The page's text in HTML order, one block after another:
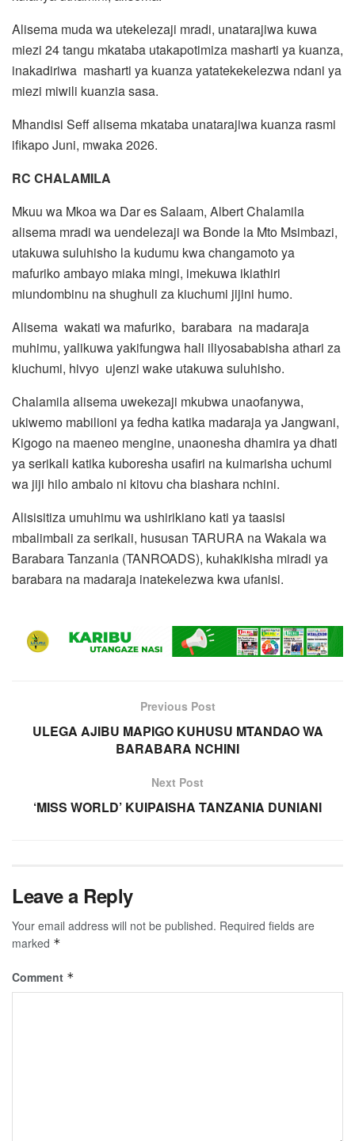
Alisema muda wa utekelezaji mradi, unatarajiwa kuwa
miezi 24 tangu mkataba utakapotimiza masharti ya kuanza,
inakadiriwa masharti ya kuanza yatatekekelezwa ndani ya
miezi miwili kuanzia sasa.
Mhandisi Seff alisema mkataba unatarajiwa kuanza rasmi
ifikapo Juni, mwaka 2026.
RC CHALAMILA
Mkuu wa Mkoa wa Dar es Salaam, Albert Chalamila
alisema mradi wa uendelezaji wa Bonde la Mto Msimbazi,
utakuwa suluhisho la kudumu kwa changamoto ya
mafuriko ambayo miaka mingi, imekuwa ikiathiri
miundombinu na shughuli za kiuchumi jijini humo.
Alisema wakati wa mafuriko, barabara na madaraja
muhimu, yalikuwa yakifungwa hali iliyosababisha athari za
kiuchumi, hivyo ujenzi wake utakuwa suluhisho.
Chalamila alisema uwekezaji mkubwa unaofanywa,
ukiwemo mabilioni ya fedha katika madaraja ya Jangwani,
Kigogo na maeneo mengine, unaonesha dhamira ya dhati
ya serikali katika kuboresha usafiri na kuimarisha uchumi
wa jiji hilo ambalo ni kitovu cha biashara nchini.
Alisisitiza umuhimu wa ushirikiano kati ya taasisi
mbalimbali za serikali, hususan TARURA na Wakala wa
Barabara Tanzania (TANROADS), kuhakikisha miradi ya
barabara na madaraja inatekelezwa kwa ufanisi.
Previous Post
ULEGA AJIBU MAPIGO KUHUSU MTANDAO WA
BARABARA NCHINI
Next Post
‘MISS WORLD’ KUIPAISHA TANZANIA DUNIANI
Leave a Reply
Your email address will not be published. Required fields are
marked *
Comment *